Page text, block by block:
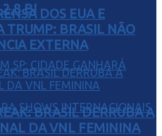
2,8 BI DOS EUA E
TRUMP: BRASIL NÃO
EXTERNA
BRASIL DERRUBA A
DA VNL FEMININA